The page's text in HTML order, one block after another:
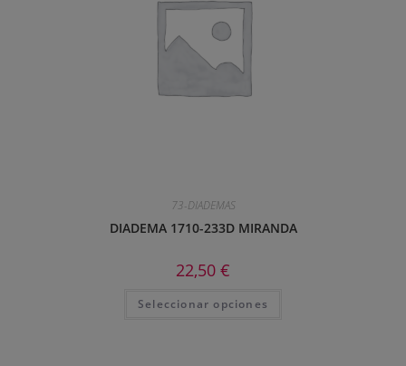
73-DIADEMAS
DIADEMA 1710-233D MIRANDA
22,50 €
Seleccionar opciones